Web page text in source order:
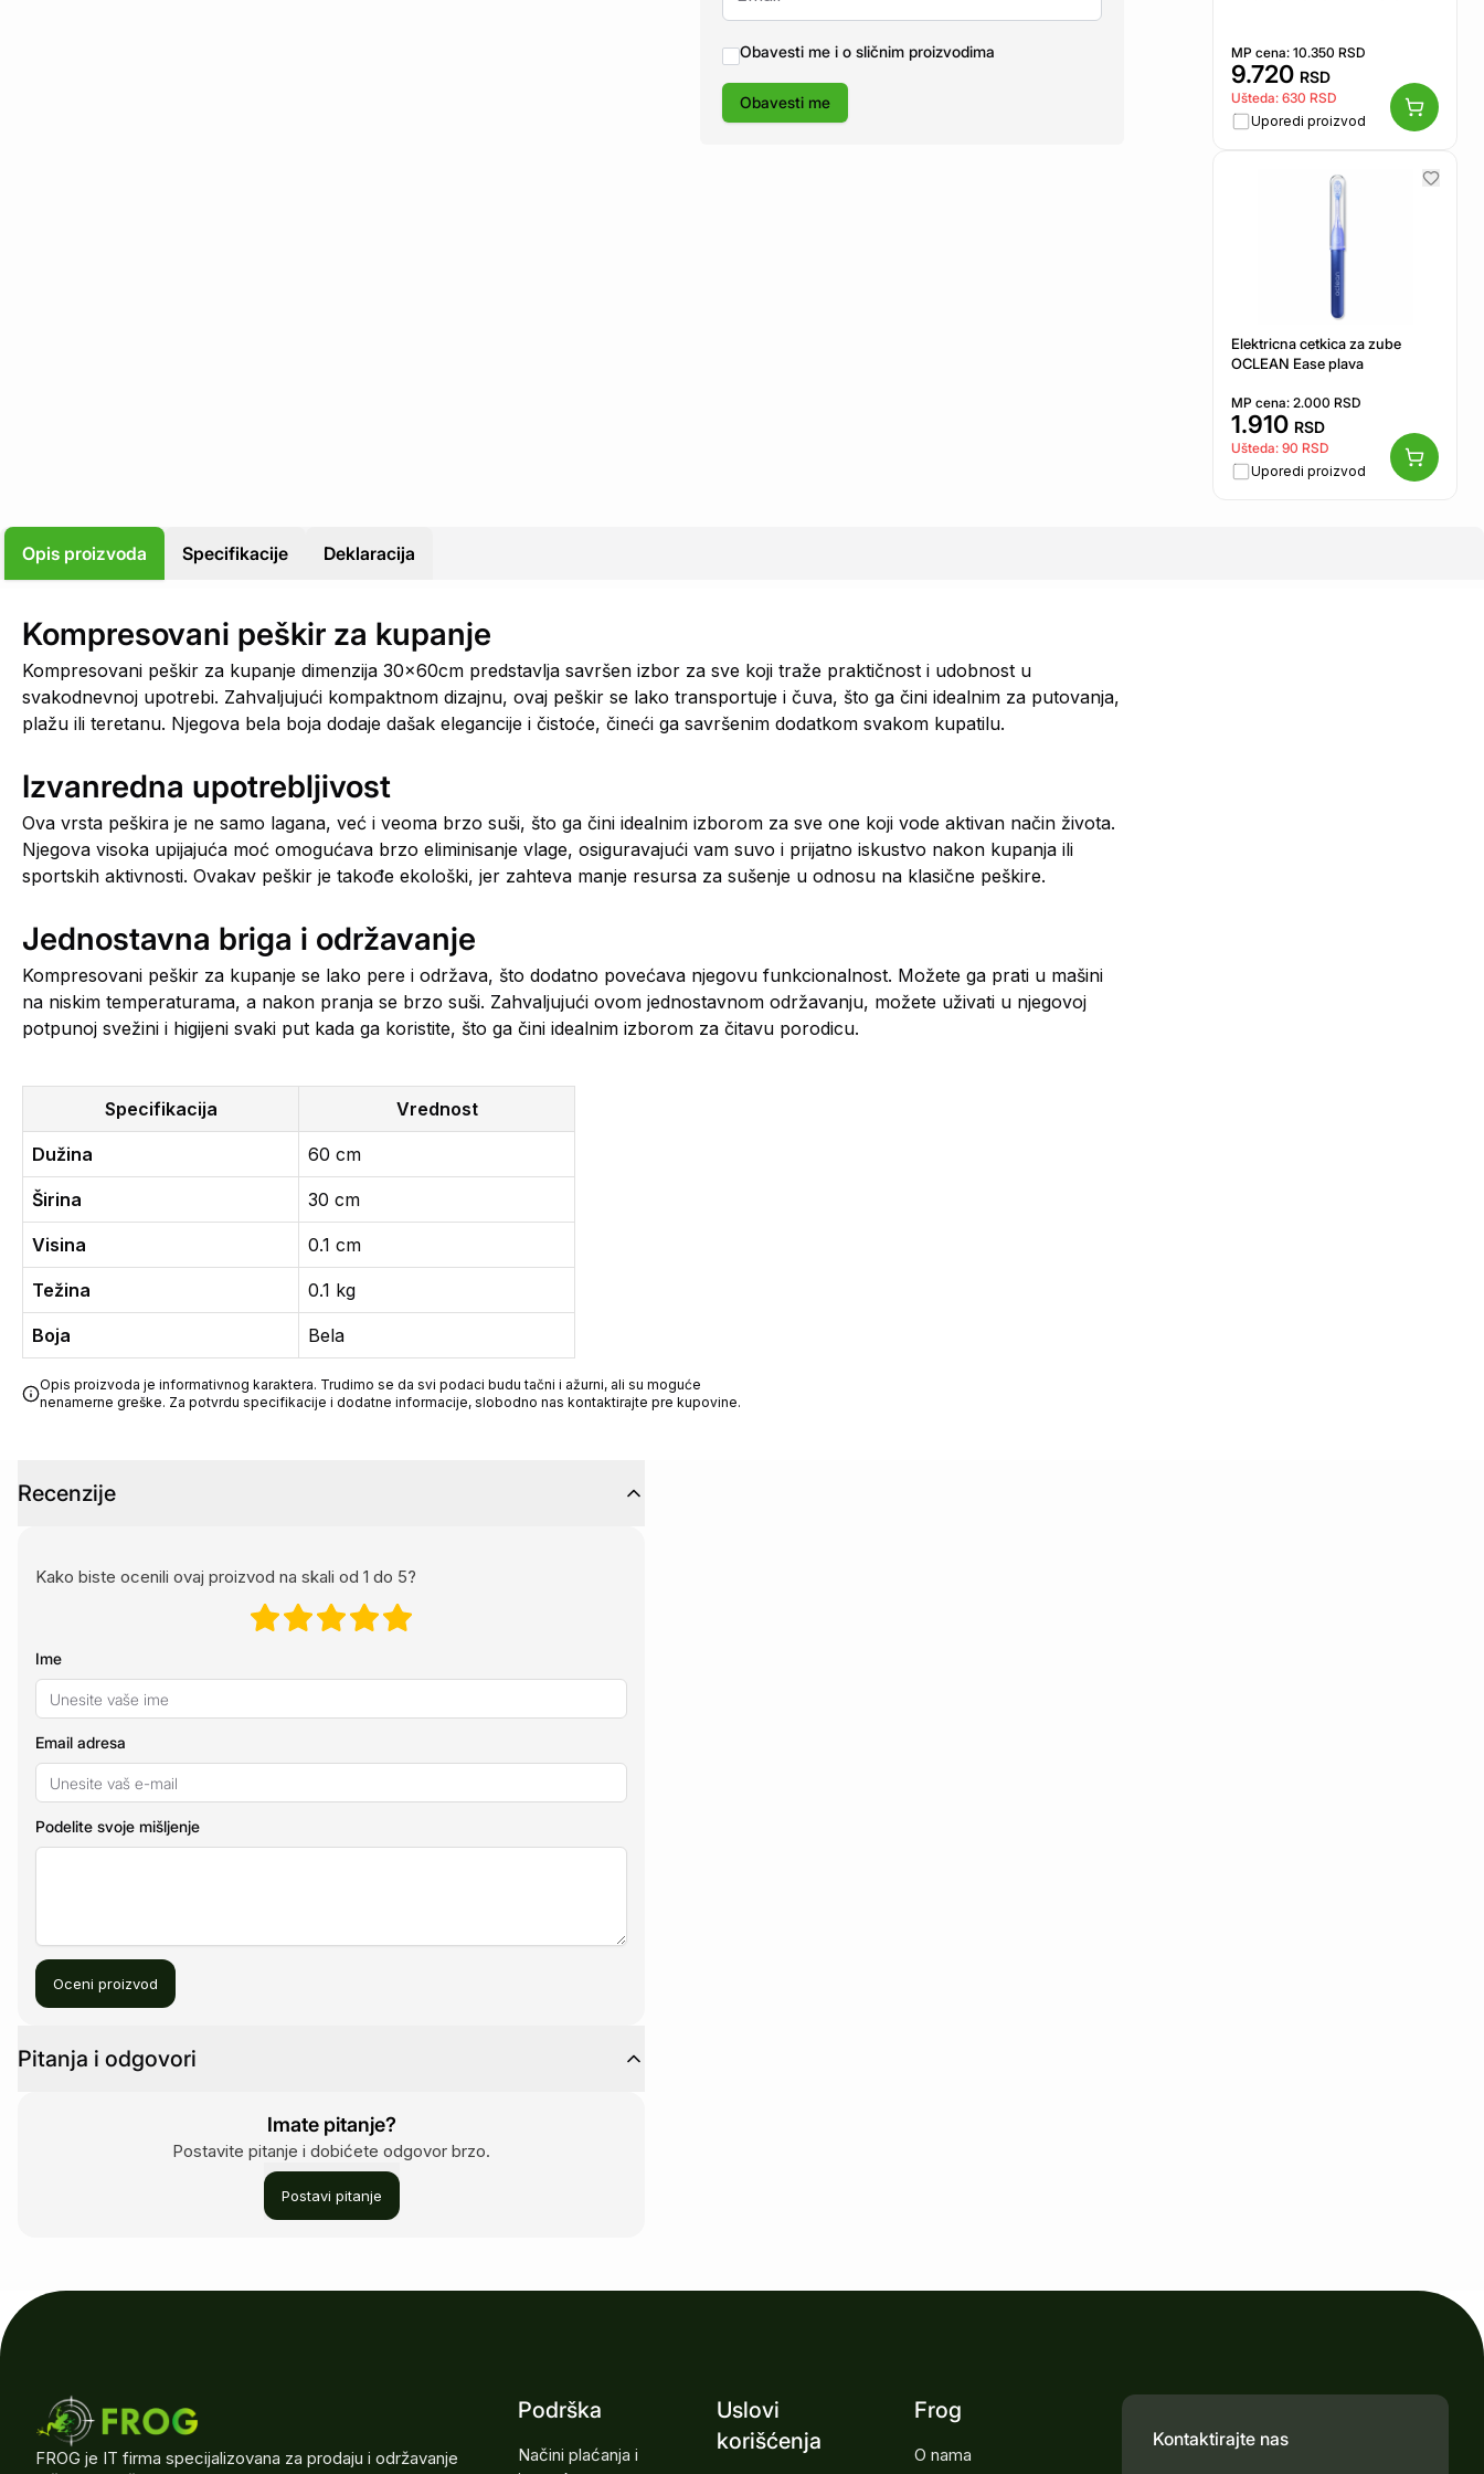
Obavesti me i o sličnim proizvodima
Obavesti me
MP cena: 10.350 RSD
9.720 RSD
Ušteda: 630 RSD
Uporedi proizvod
Elektricna cetkica za zube
OCLEAN Ease plava
MP cena: 2.000 RSD
1.910 RSD
Ušteda: 90 RSD
Uporedi proizvod
Opis proizvoda Specifikacije Deklaracija
Kompresovani peškir za kupanje
Kompresovani peškir za kupanje dimenzija 30x60cm predstavlja savršen izbor za sve koji traže praktičnost i udobnost u
svakodnevnoj upotrebi. Zahvaljujući kompaktnom dizajnu, ovaj peškir se lako transportuje i čuva, što ga čini idealnim za putovanja,
plažu ili teretanu. Njegova bela boja dodaje dašak elegancije i čistoće, čineći ga savršenim dodatkom svakom kupatilu.
Izvanredna upotrebljivost
Ova vrsta peškira je ne samo lagana, već i veoma brzo suši, što ga čini idealnim izborom za sve one koji vode aktivan način života.
Njegova visoka upijajuća moć omogućava brzo eliminisanje vlage, osiguravajući vam suvo i prijatno iskustvo nakon kupanja ili
sportskih aktivnosti. Ovakav peškir je takođe ekološki, jer zahteva manje resursa za sušenje u odnosu na klasične peškire.
Jednostavna briga i održavanje
Kompresovani peškir za kupanje se lako pere i održava, što dodatno povećava njegovu funkcionalnost. Možete ga prati u mašini
na niskim temperaturama, a nakon pranja se brzo suši. Zahvaljujući ovom jednostavnom održavanju, možete uživati u njegovoj
potpunoj svežini i higijeni svaki put kada ga koristite, što ga čini idealnim izborom za čitavu porodicu.
Specifikacija Vrednost
Dužina 60 cm
Širina 30 cm
Visina 0.1 cm
Težina 0.1 kg
Boja Bela
Opis proizvoda je informativnog karaktera. Trudimo se da svi podaci budu tačni i ažurni, ali su moguće
nenamerne greške. Za potvrdu specifikacije i dodatne informacije, slobodno nas kontaktirajte pre kupovine.
Recenzije
Kako biste ocenili ovaj proizvod na skali od 1 do 5?
Ime
Email adresa
Podelite svoje mišljenje
Oceni proizvod
Pitanja i odgovori
Imate pitanje?
Postavite pitanje i dobićete odgovor brzo.
Postavi pitanje
FROG je IT firma specijalizovana za prodaju i održavanje
Podrška
Načini plaćanja i
Uslovi
korišćenja
Frog
O nama
Kontaktirajte nas